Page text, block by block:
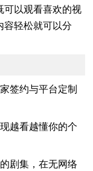
可以观看喜欢的视
容轻松就可以分
签约与平台定制
越看越懂你的个
剧集，在无网络